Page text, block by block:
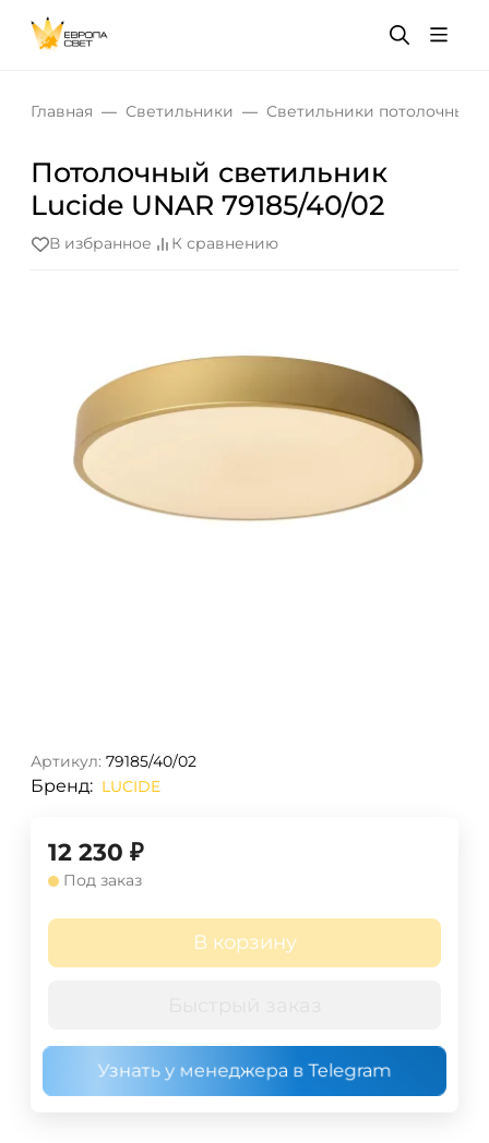
Главная Светильники Светильники потолочные
Потолочный светильник
Lucide UNAR 79185/40/02
В избранное К сравнению
Артикул: 79185/40/02
Бренд: LUCIDE
12 230 ₽
Под заказ
В корзину
Узнать у менеджера в Telegram